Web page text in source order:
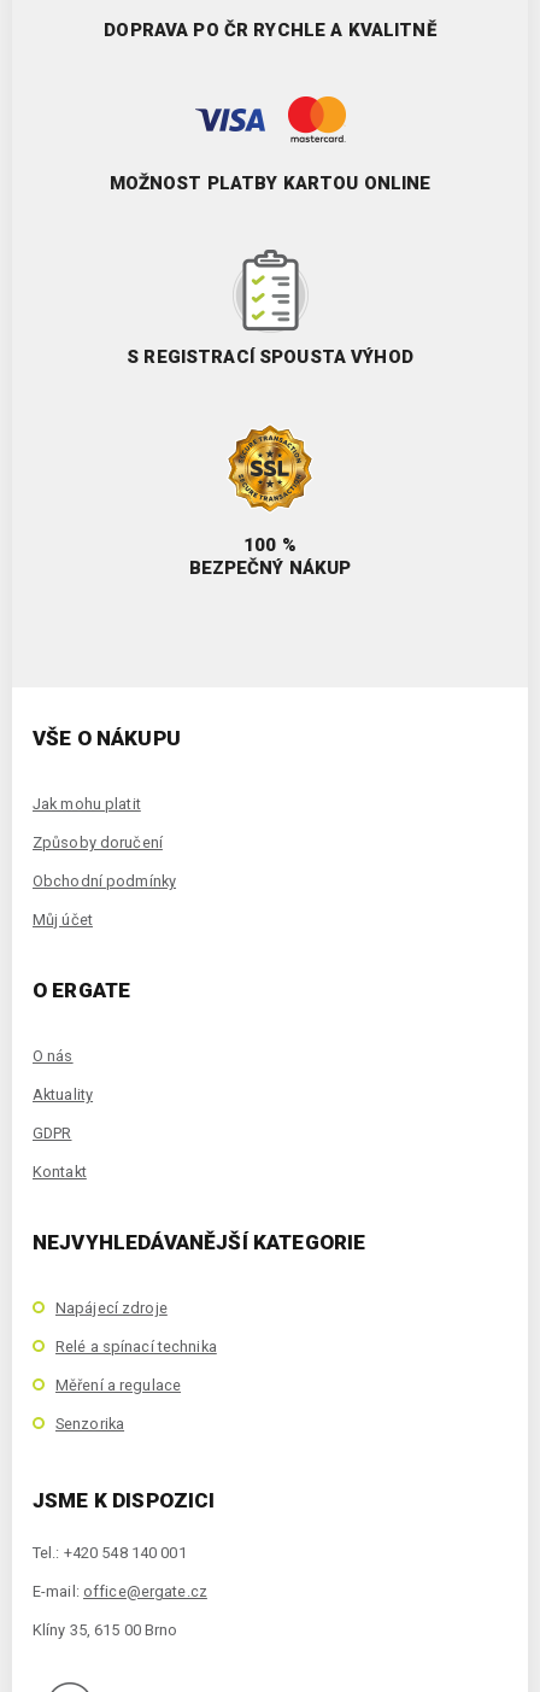
DOPRAVA PO ČR RYCHLE A KVALITNĚ
MOŽNOST PLATBY KARTOU ONLINE
S REGISTRACÍ SPOUSTA VÝHOD
100 %
BEZPEČNÝ NÁKUP
VŠE O NÁKUPU
Jak mohu platit
Způsoby doručení
Obchodní podmínky
Můj účet
O ERGATE
O nás
Aktuality
GDPR
Kontakt
NEJVYHLEDÁVANĚJŠÍ KATEGORIE
Napájecí zdroje
Relé a spínací technika
Měření a regulace
Senzorika
JSME K DISPOZICI
Tel.: +420 548 140 001
E-mail: office@ergate.cz
Klíny 35, 615 00 Brno